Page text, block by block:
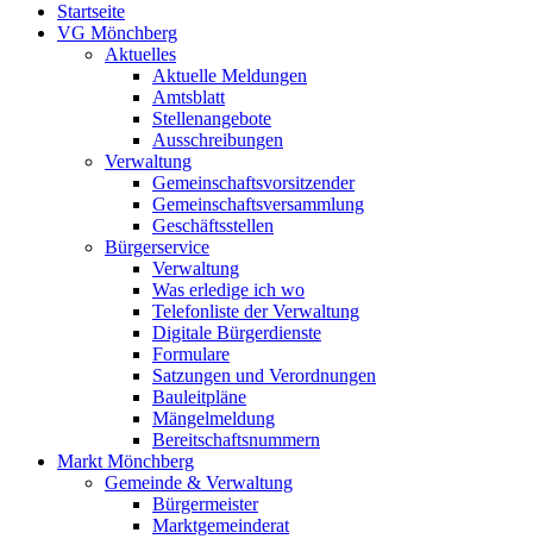
Startseite
VG Mönchberg
Aktuelles
Aktuelle Meldungen
Amtsblatt
Stellenangebote
Ausschreibungen
Verwaltung
Gemeinschaftsvorsitzender
Gemeinschaftsversammlung
Geschäftsstellen
Bürgerservice
Verwaltung
Was erledige ich wo
Telefonliste der Verwaltung
Digitale Bürgerdienste
Formulare
Satzungen und Verordnungen
Bauleitpläne
Mängelmeldung
Bereitschaftsnummern
Markt Mönchberg
Gemeinde & Verwaltung
Bürgermeister
Marktgemeinderat